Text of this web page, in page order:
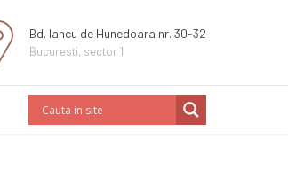
Bd. Iancu de Hunedoara nr. 30-32
Bucuresti, sector 1